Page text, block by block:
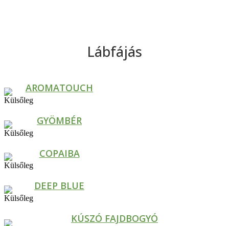
Lábfájás
AROMATOUCH
GYÖMBÉR
COPAIBA
DEEP BLUE
KÚSZÓ FAJDBOGYÓ